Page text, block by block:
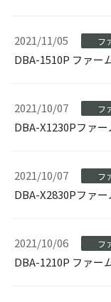
2021/11/05 フ
DBA-1510P ファー
2021/10/07 フ
DBA-X1230Pファ
2021/10/07 フ
DBA-X2830Pファ
2021/10/06 フ
DBA-1210P ファー